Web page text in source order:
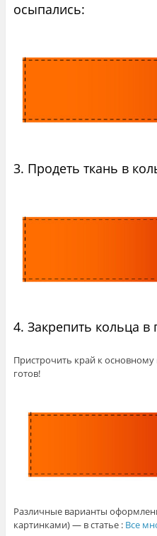
осыпались:
3. Продеть ткань в
4. Закрепить кольца в
Пристрочить край к
готов!
Различные варианты
картинками) — в статье : Все